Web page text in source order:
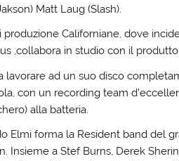
Matt Laug (Slash).
produzione Californiane, dove
,collabora in studio con il
lavorare ad un suo disco
con un recording team
alla batteria.
Elmi forma la Resident band del
Insieme a Stef Burns, Derek